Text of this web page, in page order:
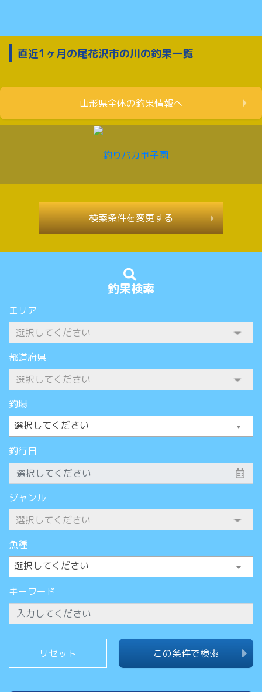
釣果検索
エリア
都道府県
釣場
選択してください
釣行日
ジャンル
魚種
選択してください
キーワード
この条件で検索
直近1ヶ月の尾花沢市の川の釣果一覧
山形県全体の釣果情報へ
検索条件を変更する